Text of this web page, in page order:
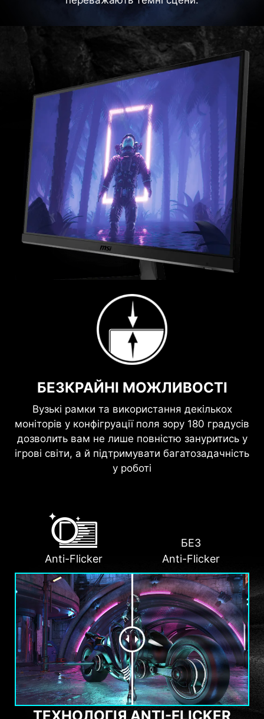
переважають темні сцени.
Вузькі рамки та використання декількох
моніторів у конфігруації поля зору 180 градусів
дозволить вам не лише повністю зануритись у
ігрові світи, а й підтримувати багатозадачність
Anti-Flicker
БЕЗ
Anti-Flicker